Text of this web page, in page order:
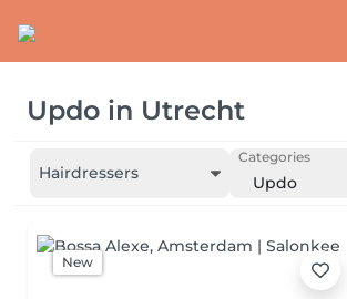
Updo in Utrecht
Hairdressers
Categories
Updo
New